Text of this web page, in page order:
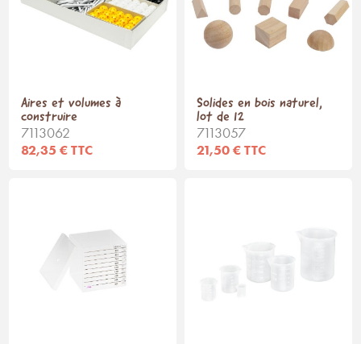
Aires et volumes à
construire
7113062
82,35 € TTC
Solides en bois naturel,
lot de 12
7113057
21,50 € TTC